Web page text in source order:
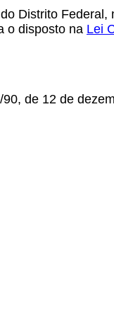
Distrito Federal,
o disposto na Lei
de 12 de